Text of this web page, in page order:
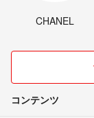
CHANEL
コンテンツ